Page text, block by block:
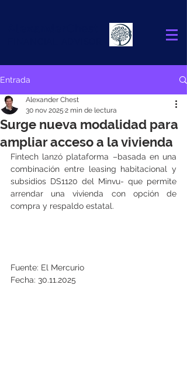
Entrada
Surge nueva modalidad para
ampliar acceso a la vivienda
Alexander Chest
30 nov 2025 2 min de lectura
Fintech lanzó plataforma –basada en una
combinación entre leasing habitacional y
subsidios DS1120 del Minvu- que permite
arrendar una vivienda con opción de
compra y respaldo estatal.
Fuente: El Mercurio
Fecha: 30.11.2025